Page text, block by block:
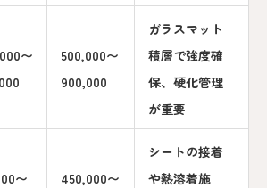
〜
500,000〜
900,000
ガラスマット
積層で強度確
保、硬化管理
が重要
〜
450,000〜
シートの接着
や熱溶着施